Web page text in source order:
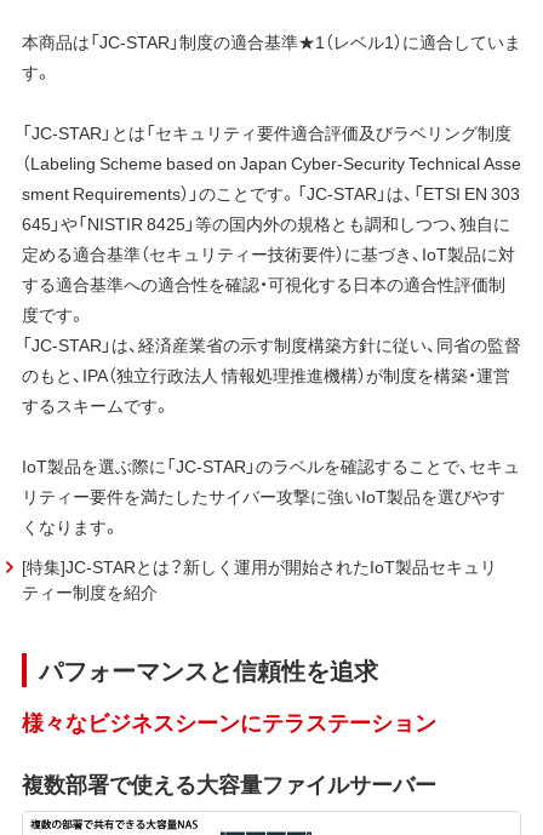
本商品は「JC-STAR」制度の適合基準★1（レベル1）に適合していま
す。
「JC-STAR」とは「セキュリティ要件適合評価及びラベリング制度
（Labeling Scheme based on Japan Cyber-Security Technical Asse
sment Requirements）」のことです。「JC-STAR」は、「ETSI EN 303
645」や「NISTIR 8425」等の国内外の規格とも調和しつつ、独自に
定める適合基準（セキュリティー技術要件）に基づき、IoT製品に対
する適合基準への適合性を確認・可視化する日本の適合性評価制
度です。
「JC-STAR」は、経済産業省の示す制度構築方針に従い、同省の監督
のもと、IPA（独立行政法人 情報処理推進機構）が制度を構築・運営
するスキームです。
IoT製品を選ぶ際に「JC-STAR」のラベルを確認することで、セキュ
リティー要件を満たしたサイバー攻撃に強いIoT製品を選びやす
くなります。
[特集]JC-STARとは？新しく運用が開始されたIoT製品セキュリ
ティー制度を紹介
パフォーマンスと信頼性を追求
様々なビジネスシーンにテラステーション
複数部署で使える大容量ファイルサーバー